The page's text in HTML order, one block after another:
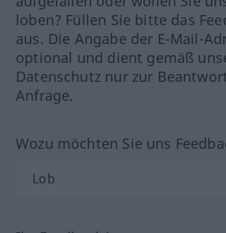
loben? Füllen Sie bitte das
aus. Die Angabe der E-Mail-
optional und dient gemäß
Datenschutz nur zur
Anfrage.
Wozu möchten Sie uns